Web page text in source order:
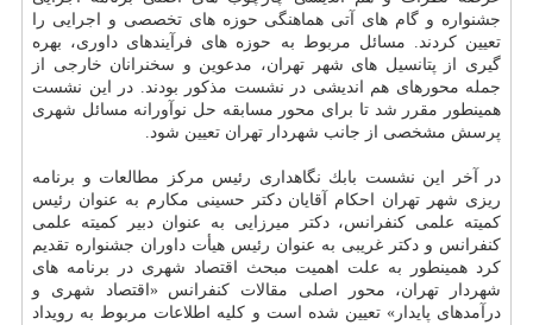
جشنواره و گام های آتی هماهنگی حوزه های تخصصی و اجرایی را
تعیین كردند. مسائل مربوط به حوزه های فرآیندهای داوری، بهره
گیری از پتانسیل های شهر تهران، مدعوین و سخنرانان خارجی از
جمله محورهای هم اندیشی در نشست مذكور بودند. در این نشست
همینطور مقرر شد تا برای محور مسابقه حل نوآورانه مسائل شهری
پرسش مشخصی از جانب شهردار تهران تعیین شود.
در آخر این نشست بابك نگاهداری رئیس مركز مطالعات و برنامه
ریزی شهر تهران احكام آقایان دكتر حسینی مكارم به عنوان رئیس
كمیته علمی كنفرانس، دكتر میرزایی به عنوان دبیر كمیته علمی
كنفرانس و دكتر غریبی به عنوان رئیس هیأت داوران جشنواره تقدیم
كرد همینطور به علت اهمیت مبحث اقتصاد شهری در برنامه های
شهردار تهران، محور اصلی مقالات كنفرانس «اقتصاد شهری و
درآمدهای پایدار» تعیین شده است و كلیه اطلاعات مربوط به رویداد